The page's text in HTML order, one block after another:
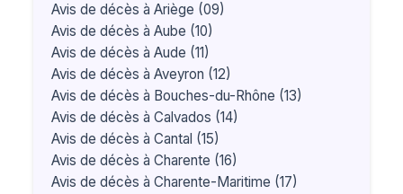
Avis de décès à Ariège (09)
Avis de décès à Aube (10)
Avis de décès à Aude (11)
Avis de décès à Aveyron (12)
Avis de décès à Bouches-du-Rhône (13)
Avis de décès à Calvados (14)
Avis de décès à Cantal (15)
Avis de décès à Charente (16)
Avis de décès à Charente-Maritime (17)